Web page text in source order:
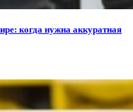
когда нужна аккуратная